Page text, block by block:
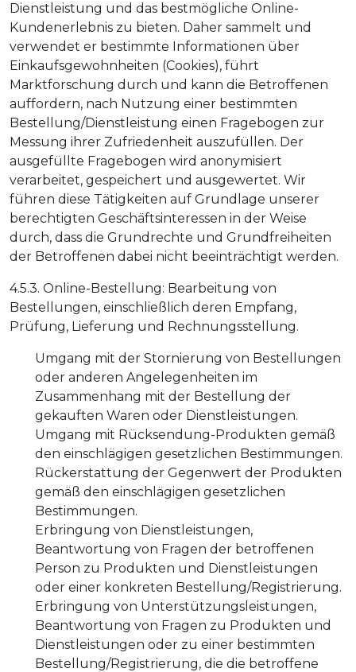
Dienstleistung und das bestmögliche Online-
Kundenerlebnis zu bieten. Daher sammelt und
verwendet er bestimmte Informationen über
Einkaufsgewohnheiten (Cookies), führt
Marktforschung durch und kann die Betroffenen
auffordern, nach Nutzung einer bestimmten
Bestellung/Dienstleistung einen Fragebogen zur
Messung ihrer Zufriedenheit auszufüllen. Der
ausgefüllte Fragebogen wird anonymisiert
verarbeitet, gespeichert und ausgewertet. Wir
führen diese Tätigkeiten auf Grundlage unserer
berechtigten Geschäftsinteressen in der Weise
durch, dass die Grundrechte und Grundfreiheiten
der Betroffenen dabei nicht beeinträchtigt werden.
4.5.3. Online-Bestellung: Bearbeitung von
Bestellungen, einschließlich deren Empfang,
Prüfung, Lieferung und Rechnungsstellung.
Umgang mit der Stornierung von Bestellungen
oder anderen Angelegenheiten im
Zusammenhang mit der Bestellung der
gekauften Waren oder Dienstleistungen.
Umgang mit Rücksendung-Produkten gemäß
den einschlägigen gesetzlichen Bestimmungen.
Rückerstattung der Gegenwert der Produkten
gemäß den einschlägigen gesetzlichen
Bestimmungen.
Erbringung von Dienstleistungen,
Beantwortung von Fragen der betroffenen
Person zu Produkten und Dienstleistungen
oder einer konkreten Bestellung/Registrierung.
Erbringung von Unterstützungsleistungen,
Beantwortung von Fragen zu Produkten und
Dienstleistungen oder zu einer bestimmten
Bestellung/Registrierung, die die betroffene